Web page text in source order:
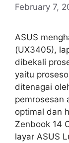
February 7,
ASUS
(UX3405),
dibekali
yaitu
ditenagai
pemrosesan
optimal dan
Zenbook 14
layar ASUS